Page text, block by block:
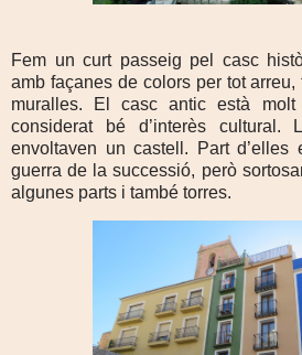
Fem un curt passeig pel casc
amb façanes de colors per tot
muralles. El casc antic està
considerat bé d’interès cultural.
envoltaven un castell. Part d’elles
guerra de la successió, però
algunes parts i també torres.